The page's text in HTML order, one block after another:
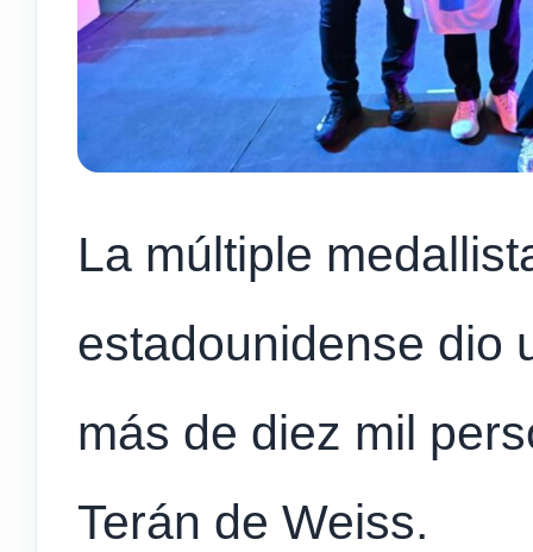
La múltiple
estadounidense dio
más de diez mil
Terán de Weiss.